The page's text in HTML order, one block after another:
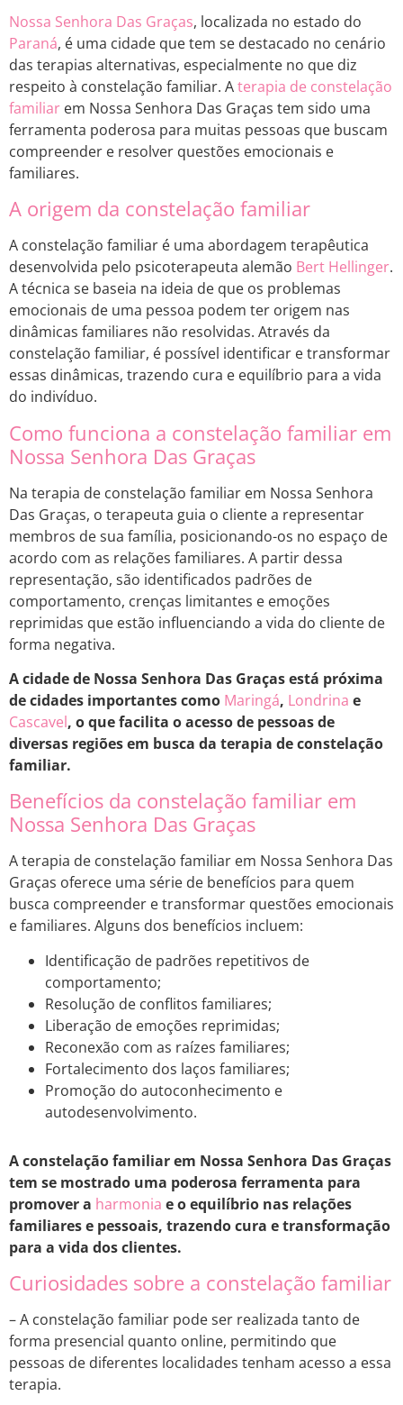
Nossa Senhora Das Graças, localizada no estado do
Paraná, é uma cidade que tem se destacado no cenário
das terapias alternativas, especialmente no que diz
respeito à constelação familiar. Aterapia de constelação
familiar em Nossa Senhora Das Graças tem sido uma
ferramenta poderosa para muitas pessoas que buscam
compreender e resolver questões emocionais e
familiares.
A origem da constelação familiar
A constelação familiar é uma abordagem terapêutica
desenvolvida pelo psicoterapeuta alemão Bert Hellinger.
A técnica se baseia na ideia de que os problemas
emocionais de uma pessoa podem ter origem nas
dinâmicas familiares não resolvidas. Através da
constelação familiar, é possível identificar e transformar
essas dinâmicas, trazendo cura e equilíbrio para a vida
do indivíduo.
Como funciona a constelação familiar em
Nossa Senhora Das Graças
Na terapia de constelação familiar em Nossa Senhora
Das Graças, o terapeuta guia o cliente a representar
membros de sua família, posicionando-os no espaço de
acordo com as relações familiares. A partir dessa
representação, são identificados padrões de
comportamento, crenças limitantes e emoções
reprimidas que estão influenciando a vida do cliente de
forma negativa.
A cidade de Nossa Senhora Das Graças está próxima
de cidades importantes como Maringá, Londrina e
Cascavel, o que facilita o acesso de pessoas de
diversas regiões em busca da terapia de constelação
familiar.
Benefícios da constelação familiar em
Nossa Senhora Das Graças
A terapia de constelação familiar em Nossa Senhora Das
Graças oferece uma série de benefícios para quem
busca compreender e transformar questões emocionais
e familiares. Alguns dos benefícios incluem:
Identificação de padrões repetitivos de
comportamento;
Resolução de conflitos familiares;
Liberação de emoções reprimidas;
Reconexão com as raízes familiares;
Fortalecimento dos laços familiares;
Promoção do autoconhecimento e
autodesenvolvimento.
A constelação familiar em Nossa Senhora Das Graças
tem se mostrado uma poderosa ferramenta para
promover a harmonia e o equilíbrio nas relações
familiares e pessoais, trazendo cura e transformação
para a vida dos clientes.
Curiosidades sobre a constelação familiar
– A constelação familiar pode ser realizada tanto de
forma presencial quanto online, permitindo que
pessoas de diferentes localidades tenham acesso a essa
terapia.